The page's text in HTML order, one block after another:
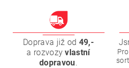
Doprava již od 49,-
a rozvozyvlastní
dopravou.